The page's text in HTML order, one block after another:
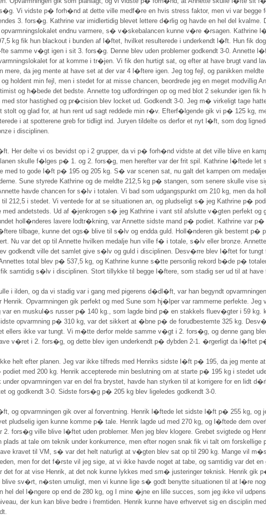
Vi vidste p� forh�nd at dette ville medf�re en hvis stress faktor, men vi var begge
3. fors�g. Kathrine var imidlertidig blevet lettere d�rlig og havde en hel del kvalme.
opvarmningslokalet endnu varmere, s� v�skebalancen kunne v�re �rsagen.
kg fik hun blackout i bunden af l�ftet, hvilket resulterede i underkendt l�ft. Hun fik
samme v�gt igen i sit 3. fors�g. Denne blev uden problemer godkendt 3-0. Annette
for at komme i tr�jen. Vi fik den hurtigt sat, og efter at have brugt vand
mere, da jeg mente at have set at der var 4 l�ftere igen. Jeg tog fejl, og panikken
holdent min fejl, men i stedet for at misse chancen, beordrede jeg en meget modvillig
og h�bede det bedste. Annette tog udfordringen op og med blot 2 sekunder igen fik
stor hastighed og pr�cision blev locket ud. Godkendt 3-0. Jeg m� virkeligt tage
stolt og glad for, at hun rent ud sagt reddede min r�v. Efterf�lgende gik vi p� 125 kg,
i at spotterene greb for tidligt ind. Juryen tildelte os derfor et nyt l�ft, som dog
i disciplinen.
Her delte vi os bevidst op i 2 grupper, da vi p� forh�nd vidste at det ville blive en
skulle f�lges p� 1. og 2. fors�g, men herefter var der frit spil. Kathrine l�ftede let
med to gode l�ft p� 195 og 205 kg. S� var scenen sat, nu galt det kampen om
Sune styrede Kathrine og de meldte 212,5 kg p� stangen, som senere skulle vise
havde chancen for s�lv i totalen. Vi bad som udgangspunkt om 210 kg, men da
til 212,5 i stedet. Vi ventede for at se situationen an, og pludseligt s� jeg Kathrine p�
andetsteds. Ud af �jenkrogen s� jeg Kathrine i vant stil afslutte v�gten perfekt og
holl�nderes lavere lodtr�kning, var Annette sidste mand p� podiet. Kathrine var
tilbage, kunne det ogs� blive til s�lv og endda guld. Holl�nderen gik bestemt p�
Nu var det op til Annette hvilken medalje hun ville f� i totale, s�lv eller bronze.
godkendt ville det samlet give s�lv og guld i disciplinen. Desv�rre blev l�ftet for tungt
total blev p� 537,5 kg, og Kathrine kunne s�tte personlig rekord b�de p�
samtidig s�lv i disciplinen. Stort tillykke til begge l�ftere, som stadig ser ud til at have
i ilden, og da vi stadig var i gang med pigerens d�dl�ft, var han begyndt
Opvarmningen gik perfekt og med Sune som hj�lper var rammerne perfekte.
var en muskul�s russer p� 140 kg., som lagde bind p� en stakkels fluev�gter i 59 kg.
opvarmning p� 310 kg, var det sikkert at �bne p� de forudbestemte 325 kg.
ellers ikke var tungt. Vi m�tte derfor melde samme v�gt i 2. fors�g, og denne gang
v�ret i 2. fors�g, og dette blev igen underkendt p� dybden 2-1. �rgerligt da l�ftet
helt efter planen. Jeg var ikke tilfreds med Henriks sidste l�ft p� 195, da jeg mente
med 200 kg. Henrik accepterede min beslutning om at starte p� 195 kg i stedet
under opvarmningen var en del fra brystet, havde han styrken til at korrigere for en lidt
og godkendt 3-0. Sidste fors�g p� 205 kg blev ligeledes godkendt 3-0.
og opvarmningen gik over al forventning. Henrik l�ftede let sidste l�ft p� 255 kg, og
pludselig igen kunne komme p� tale. Henrik lagde ud med 270 kg, og l�ftede dem
fors�g ville blive l�ftet uden problemer. Men jeg blev klogere. Grebet svigtede og
at tale om teknik under konkurrence, men efter nogen snak fik vi talt om
kravet til VM, s� var det helt naturligt at v�gten blev sat op til 290 kg. Mange vil
men for det f�rste vil jeg sige, at vi ikke havde noget at tabe, og samtidig var det en
det for at vise Henrik, at det nok kunne lykkes med sm� justeringer teknisk. Henrik gik
blive sv�rt, n�sten umuligt, men vi kunne lige s� godt benytte situationen til at l�re
hel del l�ngere op end de 280 kg, og I mine �jne en lille succes, som jeg ikke vil
der kun kan blive bedre i fremtiden. Henrik kunne have erhvervet sig en disciplin